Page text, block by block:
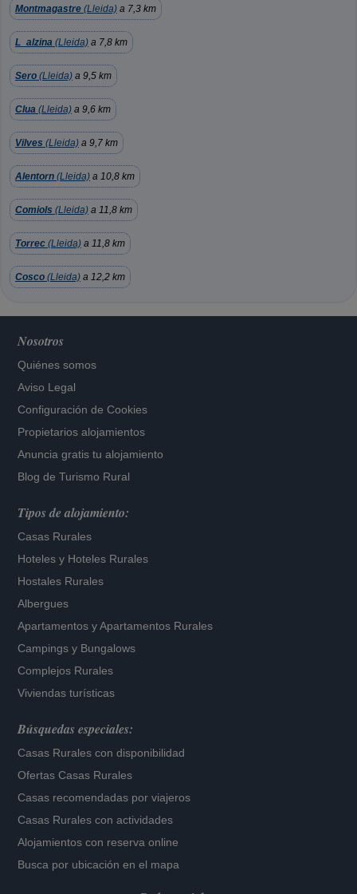
Montmagastre (Lleida) a 7,3 km
L_alzina (Lleida) a 7,8 km
Sero (Lleida) a 9,5 km
Clua (Lleida) a 9,6 km
Vilves (Lleida) a 9,7 km
Alentorn (Lleida) a 10,8 km
Comiols (Lleida) a 11,8 km
Torrec (Lleida) a 11,8 km
Cosco (Lleida) a 12,2 km
Nosotros
Quiénes somos
Aviso Legal
Configuración de Cookies
Propietarios alojamientos
Anuncia gratis tu alojamiento
Blog de Turismo Rural
Tipos de alojamiento:
Casas Rurales
Hoteles y Hoteles Rurales
Hostales Rurales
Albergues
Apartamentos yApartamentos Rurales
Campings y Bungalows
Complejos Rurales
Viviendas turísticas
Búsquedas especiales:
Casas Rurales con disponibilidad
Ofertas Casas Rurales
Casas recomendadas por viajeros
Casas Rurales con actividades
Alojamientos con reserva online
Busca por ubicación en el mapa